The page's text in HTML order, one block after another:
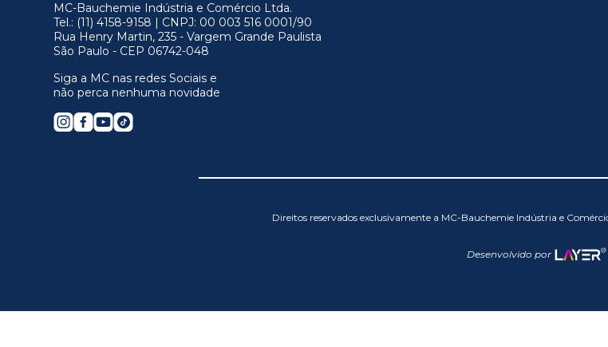
MC-Bauchemie Indústria e Comércio Ltda.
Tel.: (11) 4158-9158 | CNPJ: 00 003 516 0001/90
Rua Henry Martin, 235 - Vargem Grande Paulista
São Paulo - CEP 06742-048
Siga a MC nas redes Sociais e
não perca nenhuma novidade
Direitos reservados exclusivamente a MC-Bauchemie Indústria e
Desenvolvido por